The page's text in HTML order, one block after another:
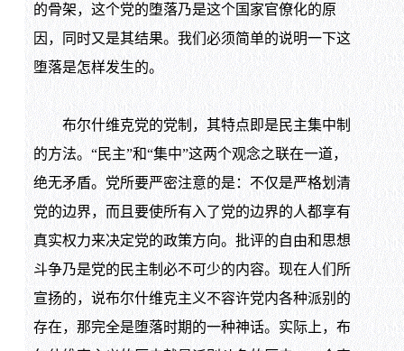
的骨架，这个党的堕落乃是这个国家官僚化的原
因，同时又是其结果。我们必须简单的说明一下这
堕落是怎样发生的。
布尔什维克党的党制，其特点即是民主集中制
的方法。“民主”和“集中”这两个观念之联在一道，
绝无矛盾。党所要严密注意的是：不仅是严格划清
党的边界，而且要使所有入了党的边界的人都享有
真实权力来决定党的政策方向。批评的自由和思想
斗争乃是党的民主制必不可少的内容。现在人们所
宣扬的，说布尔什维克主义不容许党内各种派别的
存在，那完全是堕落时期的一种神话。实际上，布